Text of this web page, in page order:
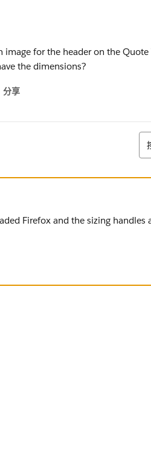
image for the header on the
the dimensions?
分享
Firefox and the sizing handles